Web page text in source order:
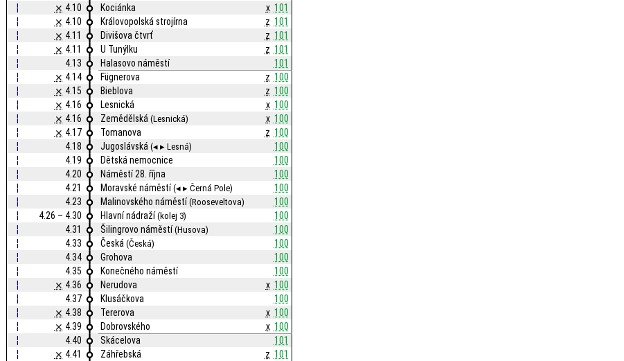
¦
⨯ 4.10 Kociánka x 101
¦
⨯ 4.10 Královopolská strojírna z 101
¦
⨯ 4.11 Divišova čtvrť z 101
¦
⨯ 4.11 U Tunýlku z 101
¦
4.13 Halasovo náměstí
101
¦
⨯ 4.14 Fügnerova z 100
¦
⨯ 4.15 Bieblova z 100
¦
⨯ 4.16 Lesnická x 100
¦
⨯ 4.16 Zemědělská(Lesnická) x 100
¦
⨯ 4.17 Tomanova z 100
¦
4.18 Jugoslávská(◂ ▸ Lesná)
100
¦
4.19 Dětská nemocnice
100
¦
4.20 Náměstí 28. října
100
¦
4.21 Moravské náměstí(◂ ▸ Černá Pole)
100
¦
4.23 Malinovského náměstí(Rooseveltova)
100
¦
4.26 – 4.30 Hlavní nádraží(kolej 3)
100
¦
4.31 Šilingrovo náměstí(Husova)
100
¦
4.33 Česká(Česká)
100
¦
4.34 Grohova
100
¦
4.35 Konečného náměstí
100
¦
⨯ 4.36 Nerudova x 100
¦
4.37 Klusáčkova
100
¦
⨯ 4.38 Tererova x 100
¦
⨯ 4.39 Dobrovského x 100
¦
4.40 Skácelova
101
¦
⨯ 4.41 Záhřebská z 101